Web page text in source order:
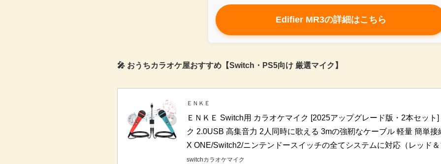
Edifier MR3の詳細はこちら
🎤 おうちカラオケ屋おすすめ【Switch・PS5向け 厳選マイク】
ＥＮＫＥ
ＥＮＫＥ Switch用 カラオケマイク [2025アップグレード版・2本セット
ク 2.0USB 高集音力 2人同時に歌える 3mの強靭なケーブル 軽量 簡単
X ONE/Switch2/ニンテンドースイッチの全てシステムに対応（レッド
switchカラオケマイク